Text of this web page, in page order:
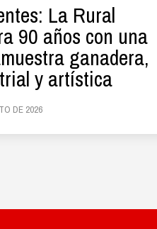
La Rural
90 años con una
ganadera,
y artística
DE 2026